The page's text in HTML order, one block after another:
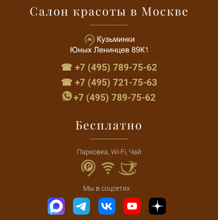
Салон красоты в Москве
☎ +7 (495) 789-75-62
☎ +7 (495) 721-75-63
+7 (495) 789-75-62
Бесплатно
Парковка, Wi-Fi, Чай
Мы в соцсетях